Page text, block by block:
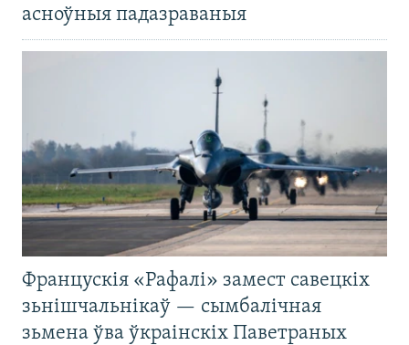
асноўныя падазраваныя
Францускія «Рафалі» замест савецкіх
зьнішчальнікаў — сымбалічная
зьмена ўва ўкраінскіх Паветраных